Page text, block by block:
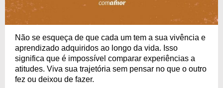
Não se esqueça de que cada um tem a sua vivência e
aprendizado adquiridos ao longo da vida. Isso
significa que é impossível comparar experiências a
atitudes. Viva sua trajetória sem pensar no que o outro
fez ou deixou de fazer.